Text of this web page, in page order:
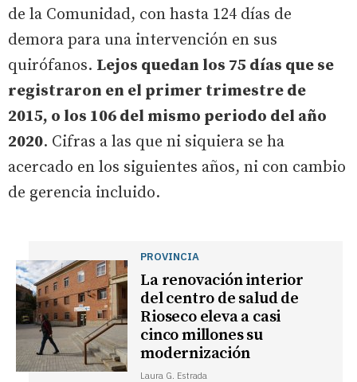
de la Comunidad, con hasta 124 días de
demora para una intervención en sus
quirófanos. Lejos quedan los 75 días que se
registraron en el primer trimestre de
2015, o los 106 del mismo periodo del año
2020. Cifras a las que ni siquiera se ha
acercado en los siguientes años, ni con cambio
de gerencia incluido.
PROVINCIA
La renovación interior
del centro de salud de
Rioseco eleva a casi
cinco millones su
modernización
Laura G. Estrada